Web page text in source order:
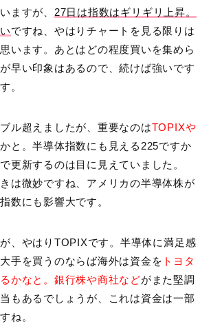
ますが、 27日は指数はギリギリ上昇。
ですね、やはりチャートを見る限りは
います。あとはどの程度買いを集めら
早い印象はあるので、続けば強いです
。
ル超えましたが、重要なのはTOPIXや
かと。半導体指数にも見える225ですか
更新するのは目に見えていました。
は微妙ですね、アメリカの半導体株が
数にも影響大です。
、やはりTOPIXです。半導体に満足感
手を買うのならば海外は資金を トヨタ
かなと。銀行株や商社などがまた堅調
もあるでしょうが、これは資金は一部
ね。